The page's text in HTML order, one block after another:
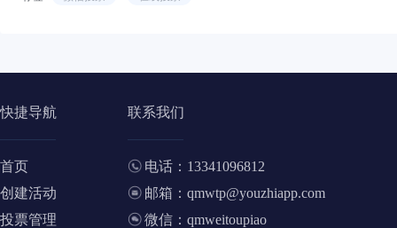
快捷导航
首页
创建活动
投票管理
联系我们
电话：13341096812
邮箱：qmwtp@youzhiapp.com
微信：qmweitoupiao